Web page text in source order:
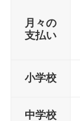
月々の
支払い
小学校
中学校